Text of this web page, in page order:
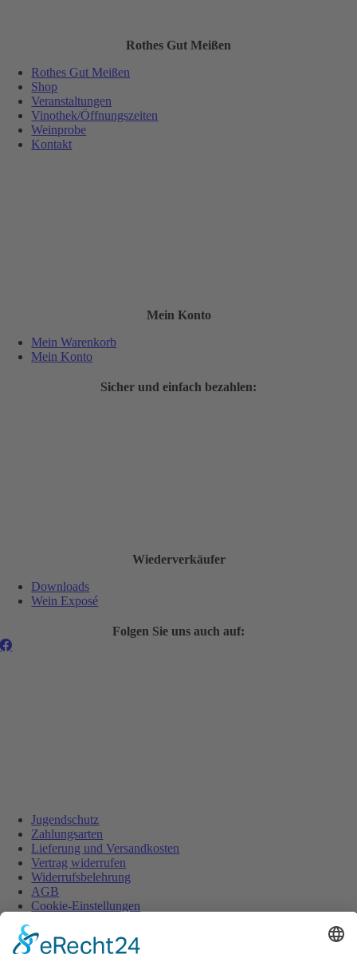
Rothes Gut Meißen
Rothes Gut Meißen
Shop
Veranstaltungen
Vinothek/Öffnungszeiten
Weinprobe
Kontakt
Mein Konto
Mein Warenkorb
Mein Konto
Sicher und einfach bezahlen:
Wiederverkäufer
Downloads
Wein Exposé
Folgen Sie uns auch auf:
Jugendschutz
Zahlungsarten
Lieferung und Versandkosten
Vertrag widerrufen
Widerrufsbelehrung
AGB
Cookie-Einstellungen
Impressum